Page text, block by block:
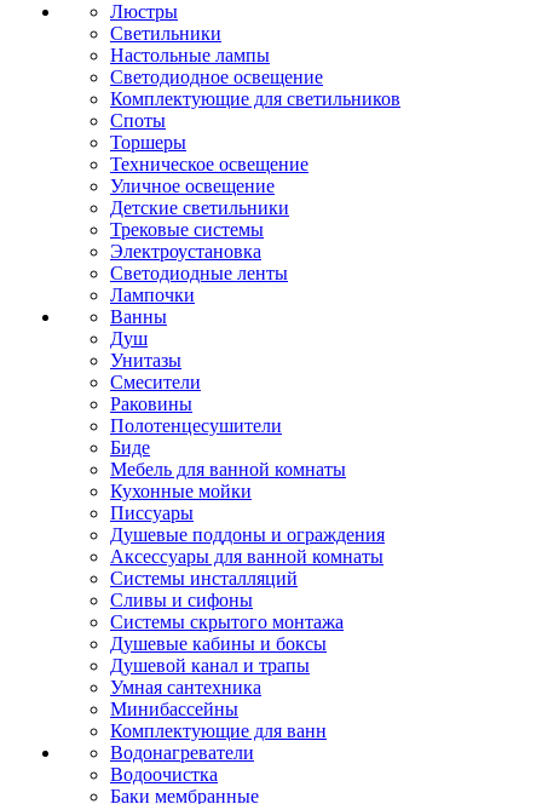
Люстры
Светильники
Настольные лампы
Светодиодное освещение
Комплектующие для светильников
Споты
Торшеры
Техническое освещение
Уличное освещение
Детские светильники
Трековые системы
Электроустановка
Светодиодные ленты
Лампочки
Ванны
Душ
Унитазы
Смесители
Раковины
Полотенцесушители
Биде
Мебель для ванной комнаты
Кухонные мойки
Писсуары
Душевые поддоны и ограждения
Аксессуары для ванной комнаты
Системы инсталляций
Сливы и сифоны
Системы скрытого монтажа
Душевые кабины и боксы
Душевой канал и трапы
Умная сантехника
Минибассейны
Комплектующие для ванн
Водонагреватели
Водоочистка
Баки мембранные